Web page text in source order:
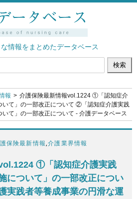
情報をまとめたデータベース
報
介護保険最新情報vol.1224 ①「認知症介
いて」の一部改正について ②「認知症介護実践
て」の一部改正について - 介護データベース
保険最新情報,介護業界情報
①「認知症介護実践
について」の一部改正につい
践者等養成事業の円滑な運